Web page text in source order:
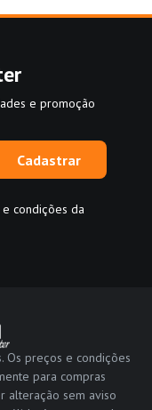
e promoção
Cadastrar
condições da
Os preços e condições
para compras
alteração sem aviso